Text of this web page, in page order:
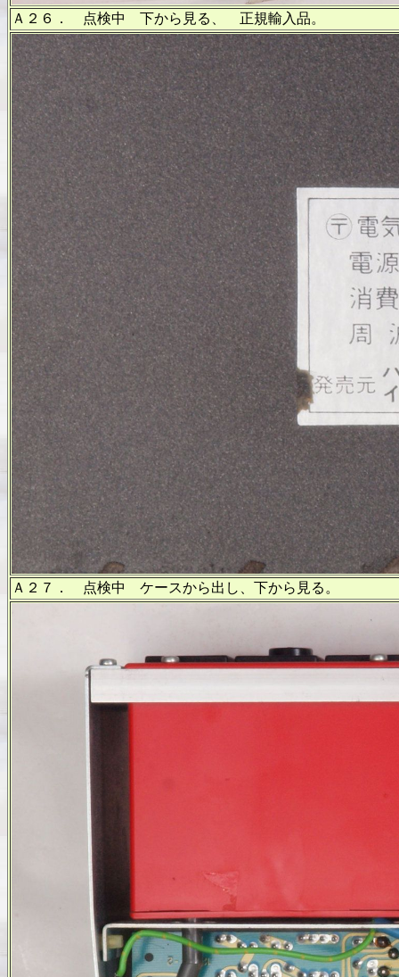
Ａ２６． 点検中 下から見る、 正規輸入品。
Ａ２７． 点検中 ケースから出し、下から見る。